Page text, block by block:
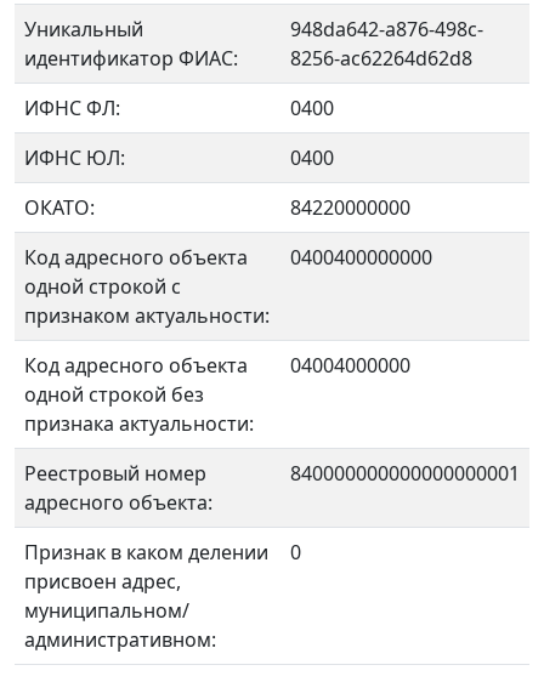
Уникальный
идентификатор ФИАС:
948da642-a876-498c-
8256-ac62264d62d8
ИФНС ФЛ:
0400
ИФНС ЮЛ:
0400
ОКАТО:
84220000000
Код адресного объекта
одной строкой с
признаком актуальности:
0400400000000
Код адресного объекта
одной строкой без
признака актуальности:
04004000000
Реестровый номер
адресного объекта:
840000000000000000001
Признак в каком делении
присвоен адрес,
муниципальном/
административном:
0